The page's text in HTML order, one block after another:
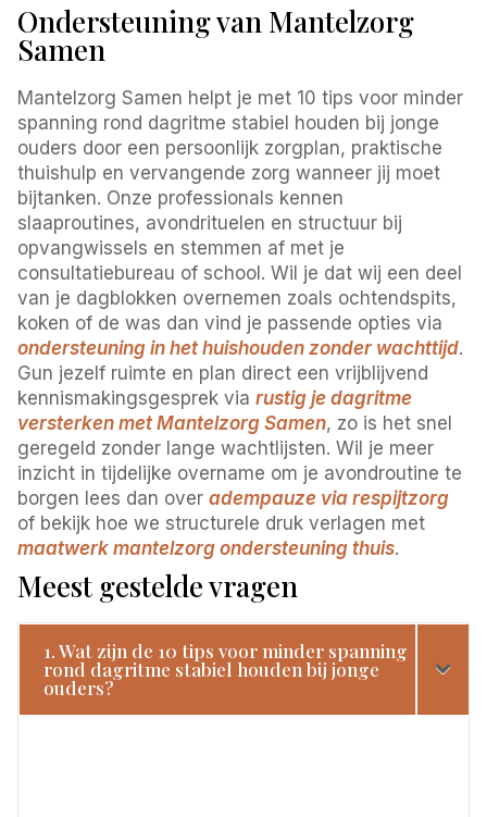
Ondersteuning van Mantelzorg
Samen
Mantelzorg Samen helpt je met 10 tips voor minder
spanning rond dagritme stabiel houden bij jonge
ouders door een persoonlijk zorgplan, praktische
thuishulp en vervangende zorg wanneer jij moet
bijtanken. Onze professionals kennen
slaaproutines, avondrituelen en structuur bij
opvangwissels en stemmen af met je
consultatiebureau of school. Wil je dat wij een deel
van je dagblokken overnemen zoals ochtendspits,
koken of de was dan vind je passende opties via
ondersteuning in het huishouden zonder wachttijd.
Gun jezelf ruimte en plan direct een vrijblijvend
kennismakingsgesprek viarustig je dagritme
versterken met Mantelzorg Samen, zo is het snel
geregeld zonder lange wachtlijsten. Wil je meer
inzicht in tijdelijke overname om je avondroutine te
borgen lees dan overadempauze via respijtzorg
of bekijk hoe we structurele druk verlagen met
maatwerk mantelzorg ondersteuning thuis.
Meest gestelde vragen
1. Wat zijn de 10 tips voor minder spanning
rond dagritme stabiel houden bij jonge
ouders?